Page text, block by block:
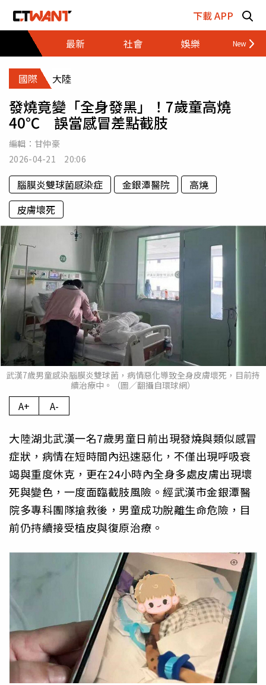
下載 APP
最新
社會 娛樂 財經
國際 大陸
發燒竟變「全身發黑」！7歲童高燒
40℃ 誤當感冒差點截肢
編輯： 甘仲豪
2026-04-21 20:06
腦膜炎雙球菌感染症 金銀潭醫院
高燒
皮膚壞死
武漢7歲男童感染腦膜炎雙球菌，病情惡化導致全身皮膚壞死，目前持
續治療中。（圖／翻攝自環球網）
A+ A-
大陸湖北武漢一名7歲男童日前出現發燒與類似感冒
症狀，病情在短時間內迅速惡化，不僅出現呼吸衰
竭與重度休克，更在24小時內全身多處皮膚出現壞
死與變色，一度面臨截肢風險。經武漢市金銀潭醫
院多專科團隊搶救後，男童成功脫離生命危險，目
前仍持續接受植皮與復原治療。